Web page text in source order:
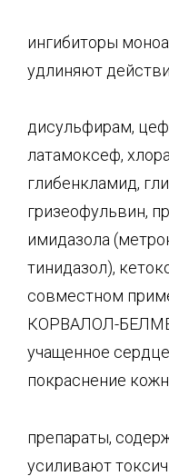
ингибиторы
удлиняют
дисульфирам,
латамоксеф,
глибенкламид,
гризеофульвин,
имидазола
тинидазол),
совместном
КОРВАЛОЛ-
учащенное
покраснение
препараты,
усиливают